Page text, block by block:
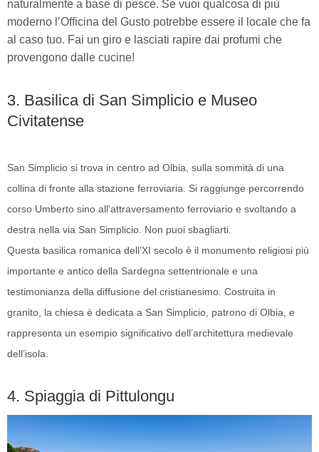
naturalmente a base di pesce. Se vuoi qualcosa di più
moderno l’Officina del Gusto potrebbe essere il locale che fa
al caso tuo. Fai un giro e lasciati rapire dai profumi che
provengono dalle cucine!
3. Basilica di San Simplicio e Museo
Civitatense
San Simplicio si trova in centro ad Olbia, sulla sommità di una
collina di fronte alla stazione ferroviaria. Si raggiunge percorrendo
corso Umberto sino all’attraversamento ferroviario e svoltando a
destra nella via San Simplicio. Non puoi sbagliarti.
Questa basilica romanica dell’XI secolo è il monumento religiosi più
importante e antico della Sardegna settentrionale e una
testimonianza della diffusione del cristianesimo. Costruita in
granito, la chiesa è dedicata a San Simplicio, patrono di Olbia, e
rappresenta un esempio significativo dell’architettura medievale
dell’isola.
4. Spiaggia di Pittulongu